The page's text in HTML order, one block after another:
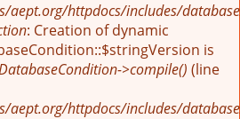
aept.org/httpdocs/includes/
: Creation of dynamic
is
>compile() (line
aept.org/httpdocs/includes/